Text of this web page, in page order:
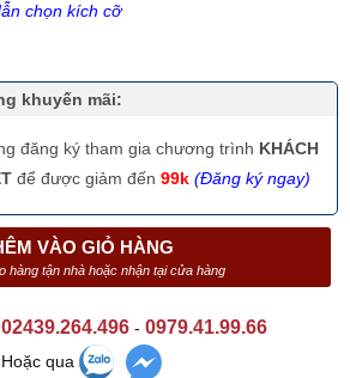
chọn kích cỡ
khuyến mãi:
đăng ký tham gia chương trình KHÁCH
để được giảm đến 99k (Đăng ký ngay)
VÀO GIỎ HÀNG
hàng tận nhà hoặc nhận tại cửa hàng
02439.264.496 - 0979.41.99.66
Hoặc qua